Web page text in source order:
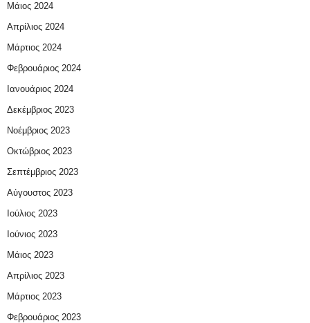
Μάιος 2024
Απρίλιος 2024
Μάρτιος 2024
Φεβρουάριος 2024
Ιανουάριος 2024
Δεκέμβριος 2023
Νοέμβριος 2023
Οκτώβριος 2023
Σεπτέμβριος 2023
Αύγουστος 2023
Ιούλιος 2023
Ιούνιος 2023
Μάιος 2023
Απρίλιος 2023
Μάρτιος 2023
Φεβρουάριος 2023